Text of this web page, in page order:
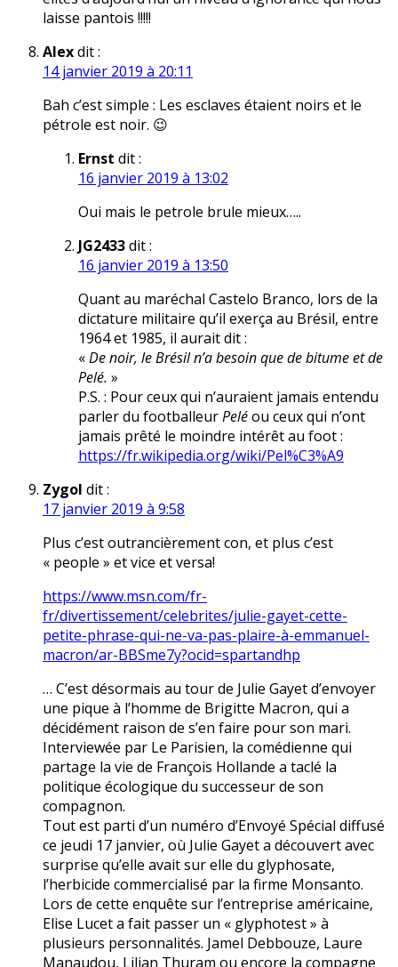
laisse pantois !!!!!
Alexdit :
14 janvier 2019 à 20:11
Bah c’est simple : Les esclaves étaient noirs et le
pétrole est noir. 😉
Ernst dit :
16 janvier 2019 à 13:02
Oui mais le petrole brule mieux…..
JG2433dit :
16 janvier 2019 à 13:50
Quant au maréchal Castelo Branco, lors de la
dictature militaire qu’il exerça au Brésil, entre
1964 et 1985, il aurait dit :
«De noir, le Brésil n’a besoin que de bitume et de
Pelé. »
P.S. : Pour ceux qui n’auraient jamais entendu
parler du footballeurPeléou ceux qui n’ont
jamais prêté le moindre intérêt au foot :
https://fr.wikipedia.org/wiki/Pel%C3%A9
Zygol dit :
17 janvier 2019 à 9:58
Plus c’est outrancièrement con, et plus c’est
« people » et vice et versa!
https://www.msn.com/fr-
fr/divertissement/celebrites/julie-gayet-cette-
petite-phrase-qui-ne-va-pas-plaire-à-emmanuel-
macron/ar-BBSme7y?ocid=spartandhp
… C’est désormais au tour de Julie Gayet d’envoyer
une pique à l’homme de Brigitte Macron, qui a
décidément raison de s’en faire pour son mari.
Interviewée par Le Parisien, la comédienne qui
partage la vie de François Hollande a taclé la
politique écologique du successeur de son
compagnon.
Tout est parti d’un numéro d’Envoyé Spécial diffusé
ce jeudi 17 janvier, où Julie Gayet a découvert avec
surprise qu’elle avait sur elle du glyphosate,
l’herbicide commercialisé par la firme Monsanto.
Lors de cette enquête sur l’entreprise américaine,
Elise Lucet a fait passer un « glyphotest » à
plusieurs personnalités. Jamel Debbouze, Laure
Manaudou, Lilian Thuram ou encore la compagne